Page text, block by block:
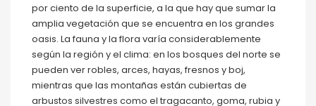
por ciento de la superficie, a la que hay que sumar la
amplia vegetación que se encuentra en los grandes
oasis. La fauna y la flora varía considerablemente
según la región y el clima: en los bosques del norte se
pueden ver robles, arces, hayas, fresnos y boj,
mientras que las montañas están cubiertas de
arbustos silvestres como el tragacanto, goma, rubia y